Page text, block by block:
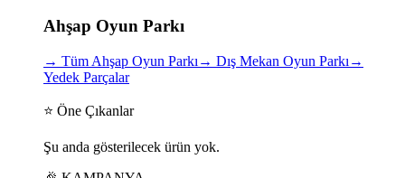
Ahşap Oyun Parkı
→ Tüm Ahşap Oyun Parkı → Dış Mekan Oyun Parkı →
Yedek Parçalar
⭐ Öne Çıkanlar
Şu anda gösterilecek ürün yok.